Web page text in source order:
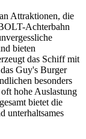
Attraktionen, die
Achterbahn
bieten
das Schiff mit
Guy's Burger
besonders
hohe Auslastung
bietet die
unterhaltsames